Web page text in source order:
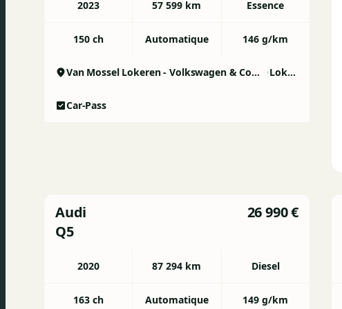
2023 57 599 km Essence
150 ch Automatique 146 g/km
Van Mossel Lokeren - Volkswagen & Commercial Vehicles Lokeren
Car-Pass
Audi
Q5
26 990 €
2020 87 294 km Diesel
163 ch Automatique 149 g/km